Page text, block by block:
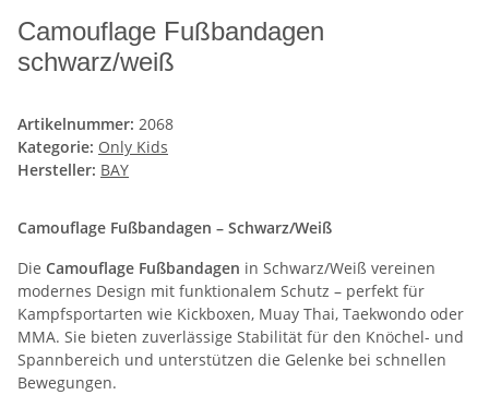
Camouflage Fußbandagen
schwarz/weiß
Artikelnummer: 2068
Kategorie: Only Kids
Hersteller: BAY
Camouflage Fußbandagen – Schwarz/Weiß
Die Camouflage Fußbandagen in Schwarz/Weiß vereinen
modernes Design mit funktionalem Schutz – perfekt für
Kampfsportarten wie Kickboxen, Muay Thai, Taekwondo oder
MMA. Sie bieten zuverlässige Stabilität für den Knöchel- und
Spannbereich und unterstützen die Gelenke bei schnellen
Bewegungen.